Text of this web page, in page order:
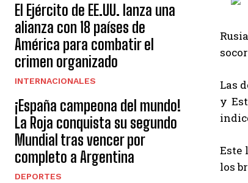
El Ejército de EE.UU. lanza una
alianza con 18 países de
América para combatir el
crimen organizado
INTERNACIONALES
¡España campeona del mundo!
La Roja conquista su segundo
Mundial tras vencer por
completo a Argentina
DEPORTES
Las
y
Este
los